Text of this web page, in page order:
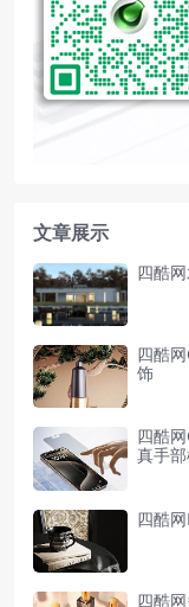
文章展示
四酷
四酷
饰
四酷
真手
四酷
四酷